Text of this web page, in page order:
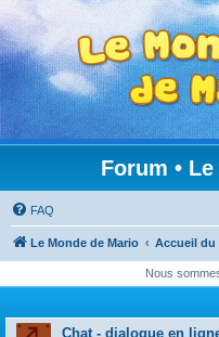
Forum •
FAQ
Le Monde de Mario Accueil du
Nous
Chat - dialogue en